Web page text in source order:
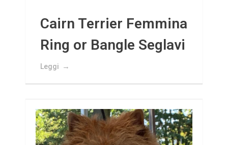
Cairn Terrier Femmina
Ring or Bangle Seglavi
Leggi